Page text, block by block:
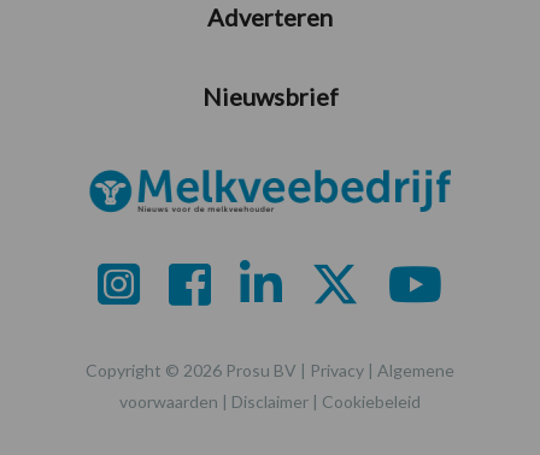
Adverteren
Nieuwsbrief
Copyright © 2026 Prosu BV | Privacy | Algemene
voorwaarden | Disclaimer | Cookiebeleid